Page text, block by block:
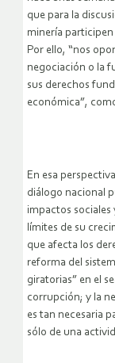
que para la
minería
Por ello, “nos
negociación o la
sus derechos
económica”,
En esa
diálogo nacional
impactos sociales
límites de su
que afecta los
reforma del
giratorias” en el
corrupción; y la
es tan necesaria
sólo de una